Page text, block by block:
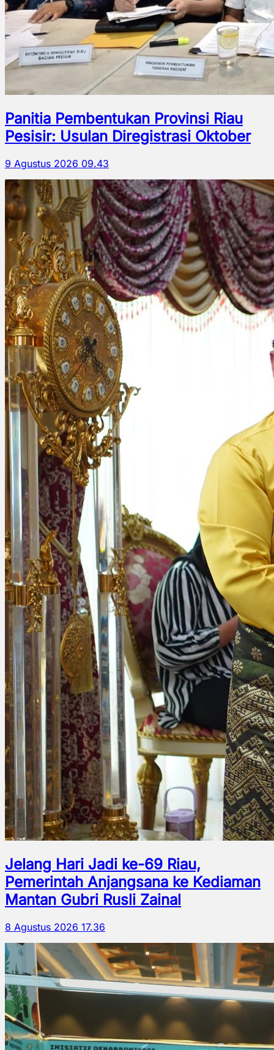
Panitia Pembentukan Provinsi Riau
Pesisir: Usulan Diregistrasi Oktober
9 Agustus 2026 09.43
Jelang Hari Jadi ke-69 Riau,
Pemerintah Anjangsana ke Kediaman
Mantan Gubri Rusli Zainal
8 Agustus 2026 17.36